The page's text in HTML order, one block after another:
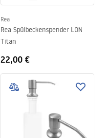
Rea
Rea Spülbeckenspender LON
Titan
22,00 €